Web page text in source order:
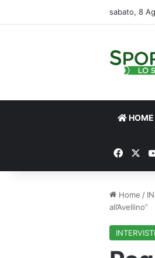
sabato, 8
HOME
Home /
all’Avellino”